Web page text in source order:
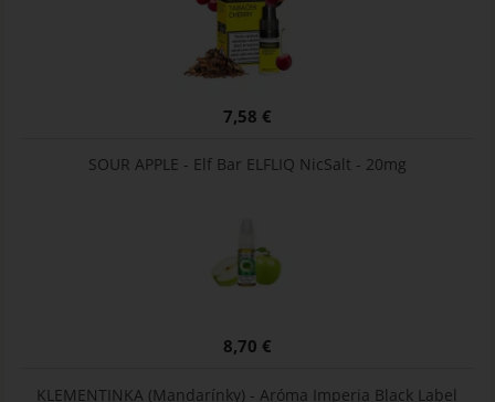
7,58 €
SOUR APPLE - Elf Bar ELFLIQ NicSalt - 20mg
8,70 €
KLEMENTINKA (Mandarínky) - Aróma Imperia Black Label